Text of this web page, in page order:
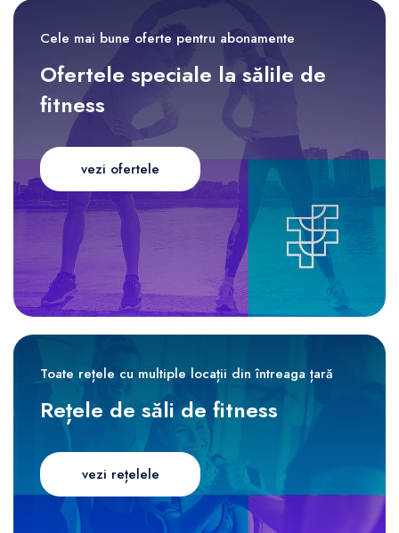
Cele mai bune oferte pentru abonamente
Ofertele speciale la sălile de
fitness
vezi ofertele
Toate rețele cu multiple locații din întreaga țară
Rețele de săli de fitness
vezi rețelele